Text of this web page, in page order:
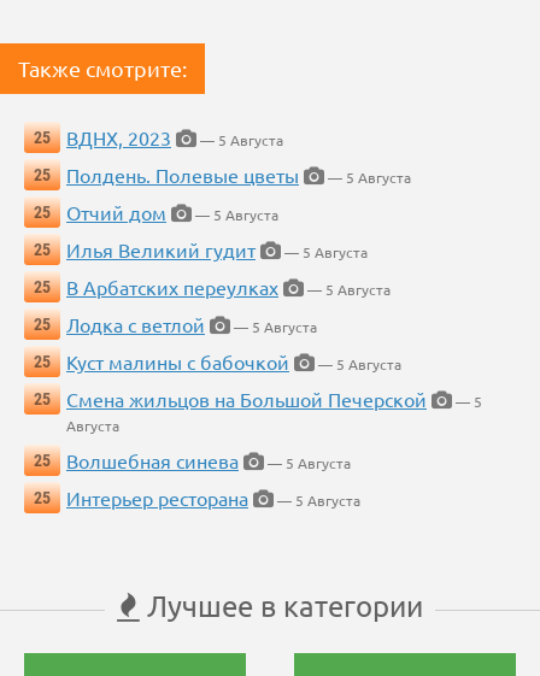
Также смотрите:
25 ВДНХ, 2023
— 5 Августа
25
Полдень. Полевые цветы
— 5 Августа
25
Отчий дом
— 5 Августа
25
Илья Великий гудит
— 5 Августа
25
В Арбатских переулках
— 5 Августа
25
Лодка с ветлой
— 5 Августа
25
Куст малины с бабочкой
— 5 Августа
25
Смена жильцов на Большой Печерской
— 5
Августа
25
Волшебная синева
— 5 Августа
25
Интерьер ресторана — 5 Августа
Лучшее в категории